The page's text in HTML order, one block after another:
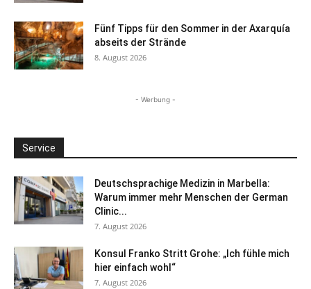
Fünf Tipps für den Sommer in der Axarquía
abseits der Strände
8. August 2026
- Werbung -
Service
Deutschsprachige Medizin in Marbella:
Warum immer mehr Menschen der German
Clinic...
7. August 2026
Konsul Franko Stritt Grohe: „Ich fühle mich
hier einfach wohl“
7. August 2026